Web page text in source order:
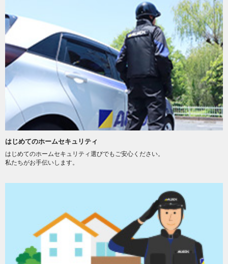
はじめてのホームセキュリティ
はじめてのホームセキュリティ選びでもご安心ください。
私たちがお手伝いします。